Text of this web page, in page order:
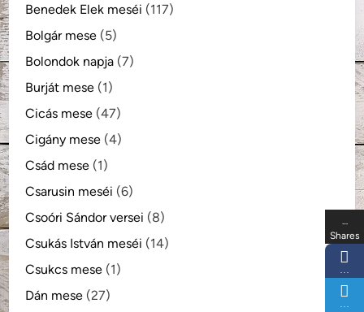
Benedek Elek meséi (117)
Bolgár mese (5)
Bolondok napja (7)
Burját mese (1)
Cicás mese (47)
Cigány mese (4)
Csád mese (1)
Csarusin meséi (6)
Csoóri Sándor versei (8)
Csukás István meséi (14)
Csukcs mese (1)
Dán mese (27)
Shares